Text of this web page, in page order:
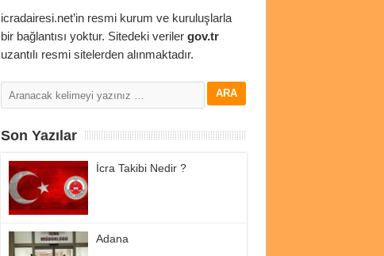
icradairesi.net’in resmi kurum ve kuruluşlarla
bir bağlantısı yoktur. Sitedeki veriler gov.tr
uzantılı resmi sitelerden alınmaktadır.
Son Yazılar
İcra Takibi Nedir ?
Adana